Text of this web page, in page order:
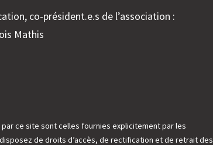
co-président.e.s de l’association :
Mathis
ce site sont celles fournies explicitement par les
de droits d’accès, de rectification et de retrait des